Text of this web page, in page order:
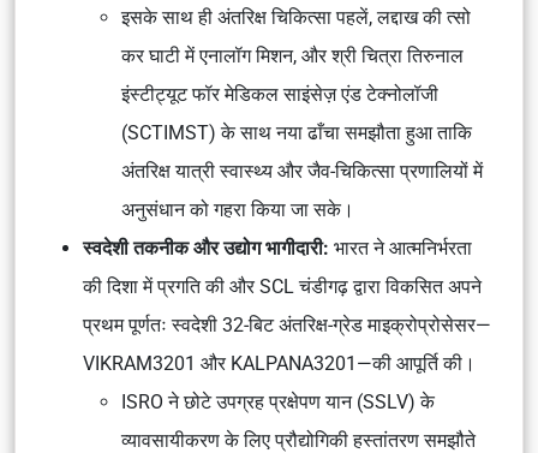
इसके साथ ही अंतरिक्ष चिकित्सा पहलें, लद्दाख की त्सो
कर घाटी में एनालॉग मिशन, और श्री चित्रा तिरुनाल
इंस्टीट्यूट फॉर मेडिकल साइंसेज़ एंड टेक्नोलॉजी
(SCTIMST) के साथ नया ढाँचा समझौता हुआ ताकि
अंतरिक्ष यात्री स्वास्थ्य और जैव-चिकित्सा प्रणालियों में
अनुसंधान को गहरा किया जा सके।
स्वदेशी तकनीक और उद्योग भागीदारी: भारत ने आत्मनिर्भरता
की दिशा में प्रगति की और SCL चंडीगढ़ द्वारा विकसित अपने
प्रथम पूर्णतः स्वदेशी 32-बिट अंतरिक्ष-ग्रेड माइक्रोप्रोसेसर—
VIKRAM3201 और KALPANA3201—की आपूर्ति की।
ISRO ने छोटे उपग्रह प्रक्षेपण यान (SSLV) के
व्यावसायीकरण के लिए प्रौद्योगिकी हस्तांतरण समझौते